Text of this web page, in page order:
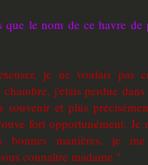
que le nom de ce havre
je ne voulais pas
j'étais perdue dans
souvenir et plus
fort opportunément. Je
bonnes manières, je
connaître madame."